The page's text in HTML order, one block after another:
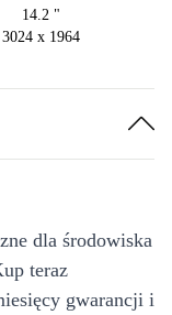
14.2 "
3024 x 1964
dla środowiska
teraz
gwarancji i